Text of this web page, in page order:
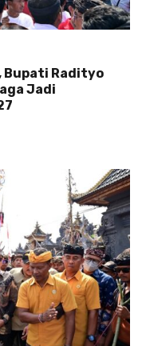
Bupati Radityo
Jadi